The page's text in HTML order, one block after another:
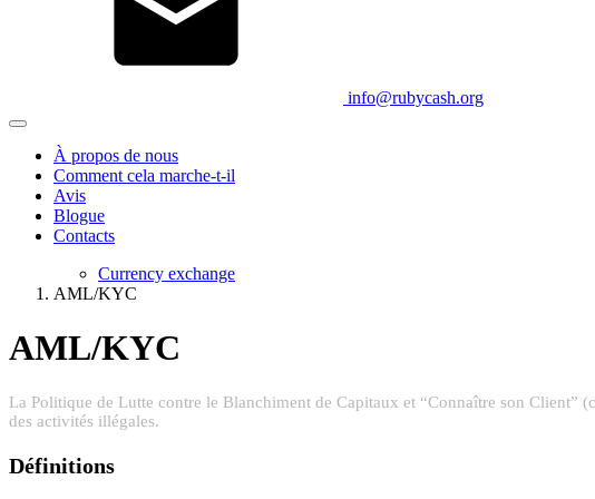
info@rubycash.org
À propos de nous
Comment cela marche-t-il
Avis
Blogue
Contacts
Currency exchange
AML/KYC
AML/KYC
La Politique de Lutte contre le Blanchiment de Capitaux et “Connaître son
des activités illégales.
Définitions